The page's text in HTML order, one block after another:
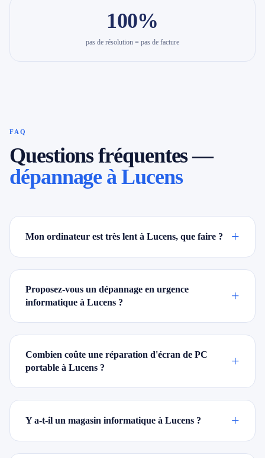
100%
pas de résolution = pas de facture
FAQ
Questions fréquentes —
dépannage à Lucens
Mon ordinateur est très lent à Lucens, que faire ? +
Proposez-vous un dépannage en urgence
informatique à Lucens ?
+
Combien coûte une réparation d'écran de PC
portable à Lucens ?
+
Y a-t-il un magasin informatique à Lucens ? +